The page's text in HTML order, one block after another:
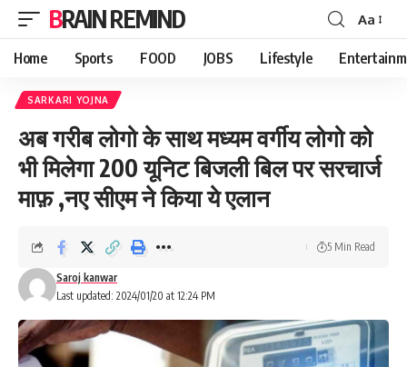
BRAIN REMIND
Font
Resizer
Aa
Home Sports FOOD JOBS Lifestyle
SARKARI YOJNA
अब गरीब लोगो के साथ मध्यम वर्गीय लोगो को
भी मिलेगा 200 यूनिट बिजली बिल पर सरचार्ज
माफ़ ,नए सीएम ने किया ये एलान
Last updated: 2024/01/20 at 12:24 PM
Saroj kanwar
5 Min Read